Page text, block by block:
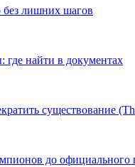
без лишних шагов
найти в документах
существование
до